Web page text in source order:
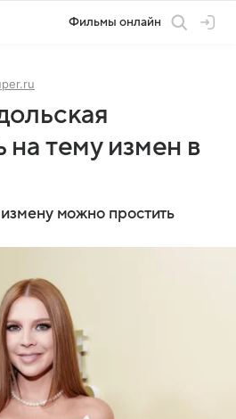
Фильмы онлайн
на тему измен в
можно простить